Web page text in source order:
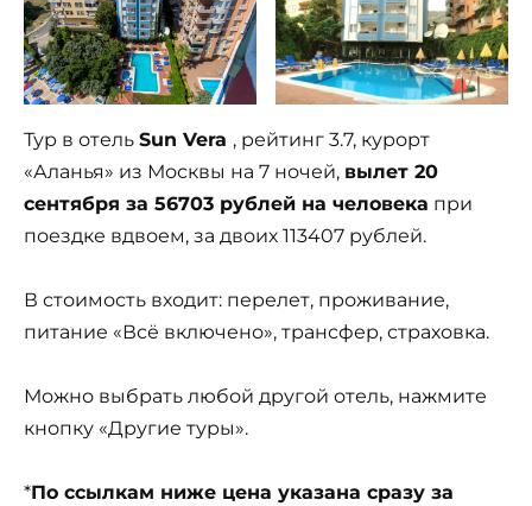
Тур в отель Sun Vera , рейтинг 3.7, курорт
«Аланья» из Москвы на 7 ночей, вылет 20
сентября за 56703 рублей на человека при
поездке вдвоем, за двоих 113407 рублей.
В стоимость входит: перелет, проживание,
питание «Всё включено», трансфер, страховка.
Можно выбрать любой другой отель, нажмите
кнопку «Другие туры».
*По ссылкам ниже цена указана сразу за